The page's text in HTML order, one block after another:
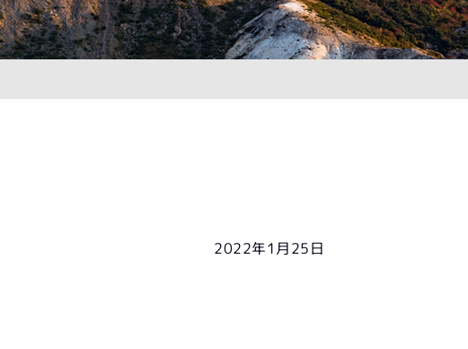
2022年1月25日